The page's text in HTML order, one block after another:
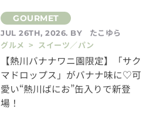
JUL 26TH, 2026. BY
たこゆら
グルメ > スイーツ／パン
【熱川バナナワニ園限定】「サク
マドロップス」がバナナ味に♡可
愛い“熱川ばにお”缶入りで新登
場！